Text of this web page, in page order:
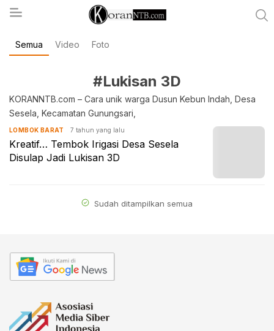
koranntb.com
Semua Video Foto
#Lukisan 3D
KORANNTB.com – Cara unik warga Dusun Kebun Indah, Desa
Sesela, Kecamatan Gunungsari,
LOMBOK BARAT 7 tahun yang lalu
Kreatif… Tembok Irigasi Desa Sesela
Disulap Jadi Lukisan 3D
Sudah ditampilkan semua